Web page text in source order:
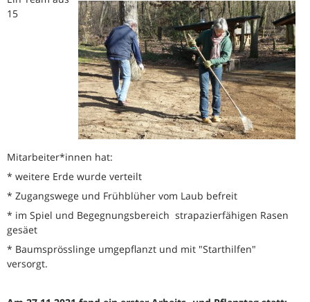
15
Mitarbeiter*innen hat:
* weitere Erde wurde verteilt
* Zugangswege und Frühblüher vom Laub befreit
* im Spiel und Begegnungsbereich strapazierfähigen Rasen
gesäet
* Baumsprösslinge umgepflanzt und mit "Starthilfen"
versorgt.